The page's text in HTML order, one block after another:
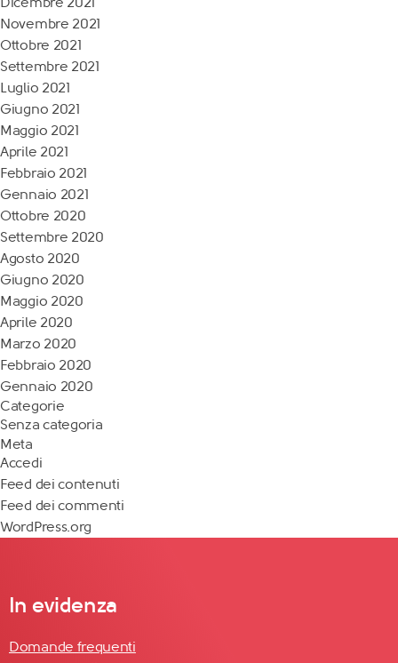
Novembre 2021
Ottobre 2021
Settembre 2021
Luglio 2021
Giugno 2021
Maggio 2021
Aprile 2021
Febbraio 2021
Gennaio 2021
Ottobre 2020
Settembre 2020
Agosto 2020
Giugno 2020
Maggio 2020
Aprile 2020
Marzo 2020
Febbraio 2020
Gennaio 2020
Categorie
Senza categoria
Meta
Accedi
Feed dei contenuti
Feed dei commenti
WordPress.org
In evidenza
Domande frequenti